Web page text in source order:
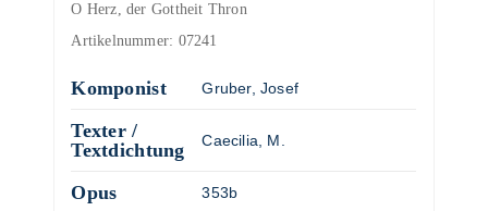
O Herz, der Gottheit Thron
Artikelnummer: 07241
Komponist Gruber, Josef
Texter /
Textdichtung
Caecilia, M.
Opus 353b